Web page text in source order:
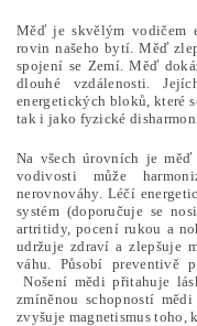
Měď je skvělým vodičem
rovin našeho bytí. Měď
spojení se Zemí. Měď
dlouhé vzdálenosti.
energetických bloků, které
tak i jako fyzické
Na všech úrovních je
vodivosti může
nerovnováhy. Léčí
systém (doporučuje se
artritidy, pocení rukou a
udržuje zdraví a zlepšuje
váhu. Působí preventivě
Nošení mědi přitahuje
zmíněnou schopností
zvyšuje magnetismus toho,